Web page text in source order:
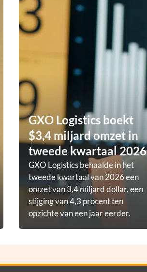
GXO Logistics boekt
$3,4 miljard omzet in
tweede kwartaal 2026
GXO Logistics behaalde in het
tweede kwartaal van 2026 een
omzet van 3,4 miljard dollar, een
stijging van 4,3 procent ten
opzichte van een jaar eerder.